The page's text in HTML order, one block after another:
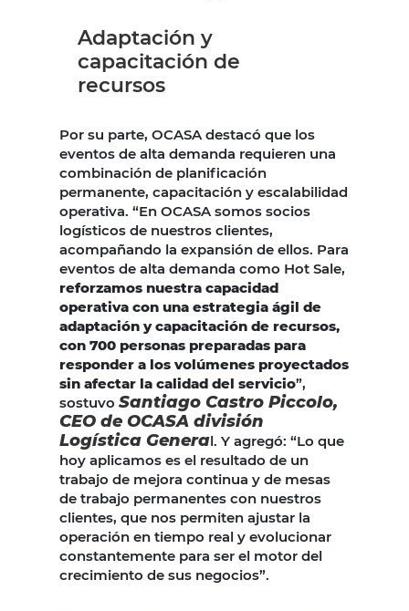
Adaptación y
capacitación de
recursos
Por su parte, OCASA destacó que los
eventos de alta demanda requieren una
combinación de planificación
permanente, capacitación y escalabilidad
operativa. “En OCASA somos socios
logísticos de nuestros clientes,
acompañando la expansión de ellos. Para
eventos de alta demanda como Hot Sale,
reforzamos nuestra capacidad
operativa con una estrategia ágil de
adaptación y capacitación de recursos,
con 700 personas preparadas para
responder a los volúmenes proyectados
sin afectar la calidad del servicio”,
sostuvo Santiago Castro Piccolo,
CEO de OCASA división
Logística General. Y agregó: “Lo que
hoy aplicamos es el resultado de un
trabajo de mejora continua y de mesas
de trabajo permanentes con nuestros
clientes, que nos permiten ajustar la
operación en tiempo real y evolucionar
constantemente para ser el motor del
crecimiento de sus negocios”.